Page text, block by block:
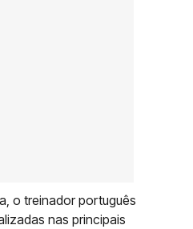
o treinador português
nas principais